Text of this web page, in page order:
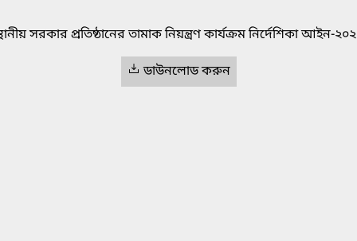
সরকার প্রতিষ্ঠানের তামাক নিয়ন্ত্রণ কার্যক্রম নির্দেশিকা আইন-
ডাউনলোড করুন